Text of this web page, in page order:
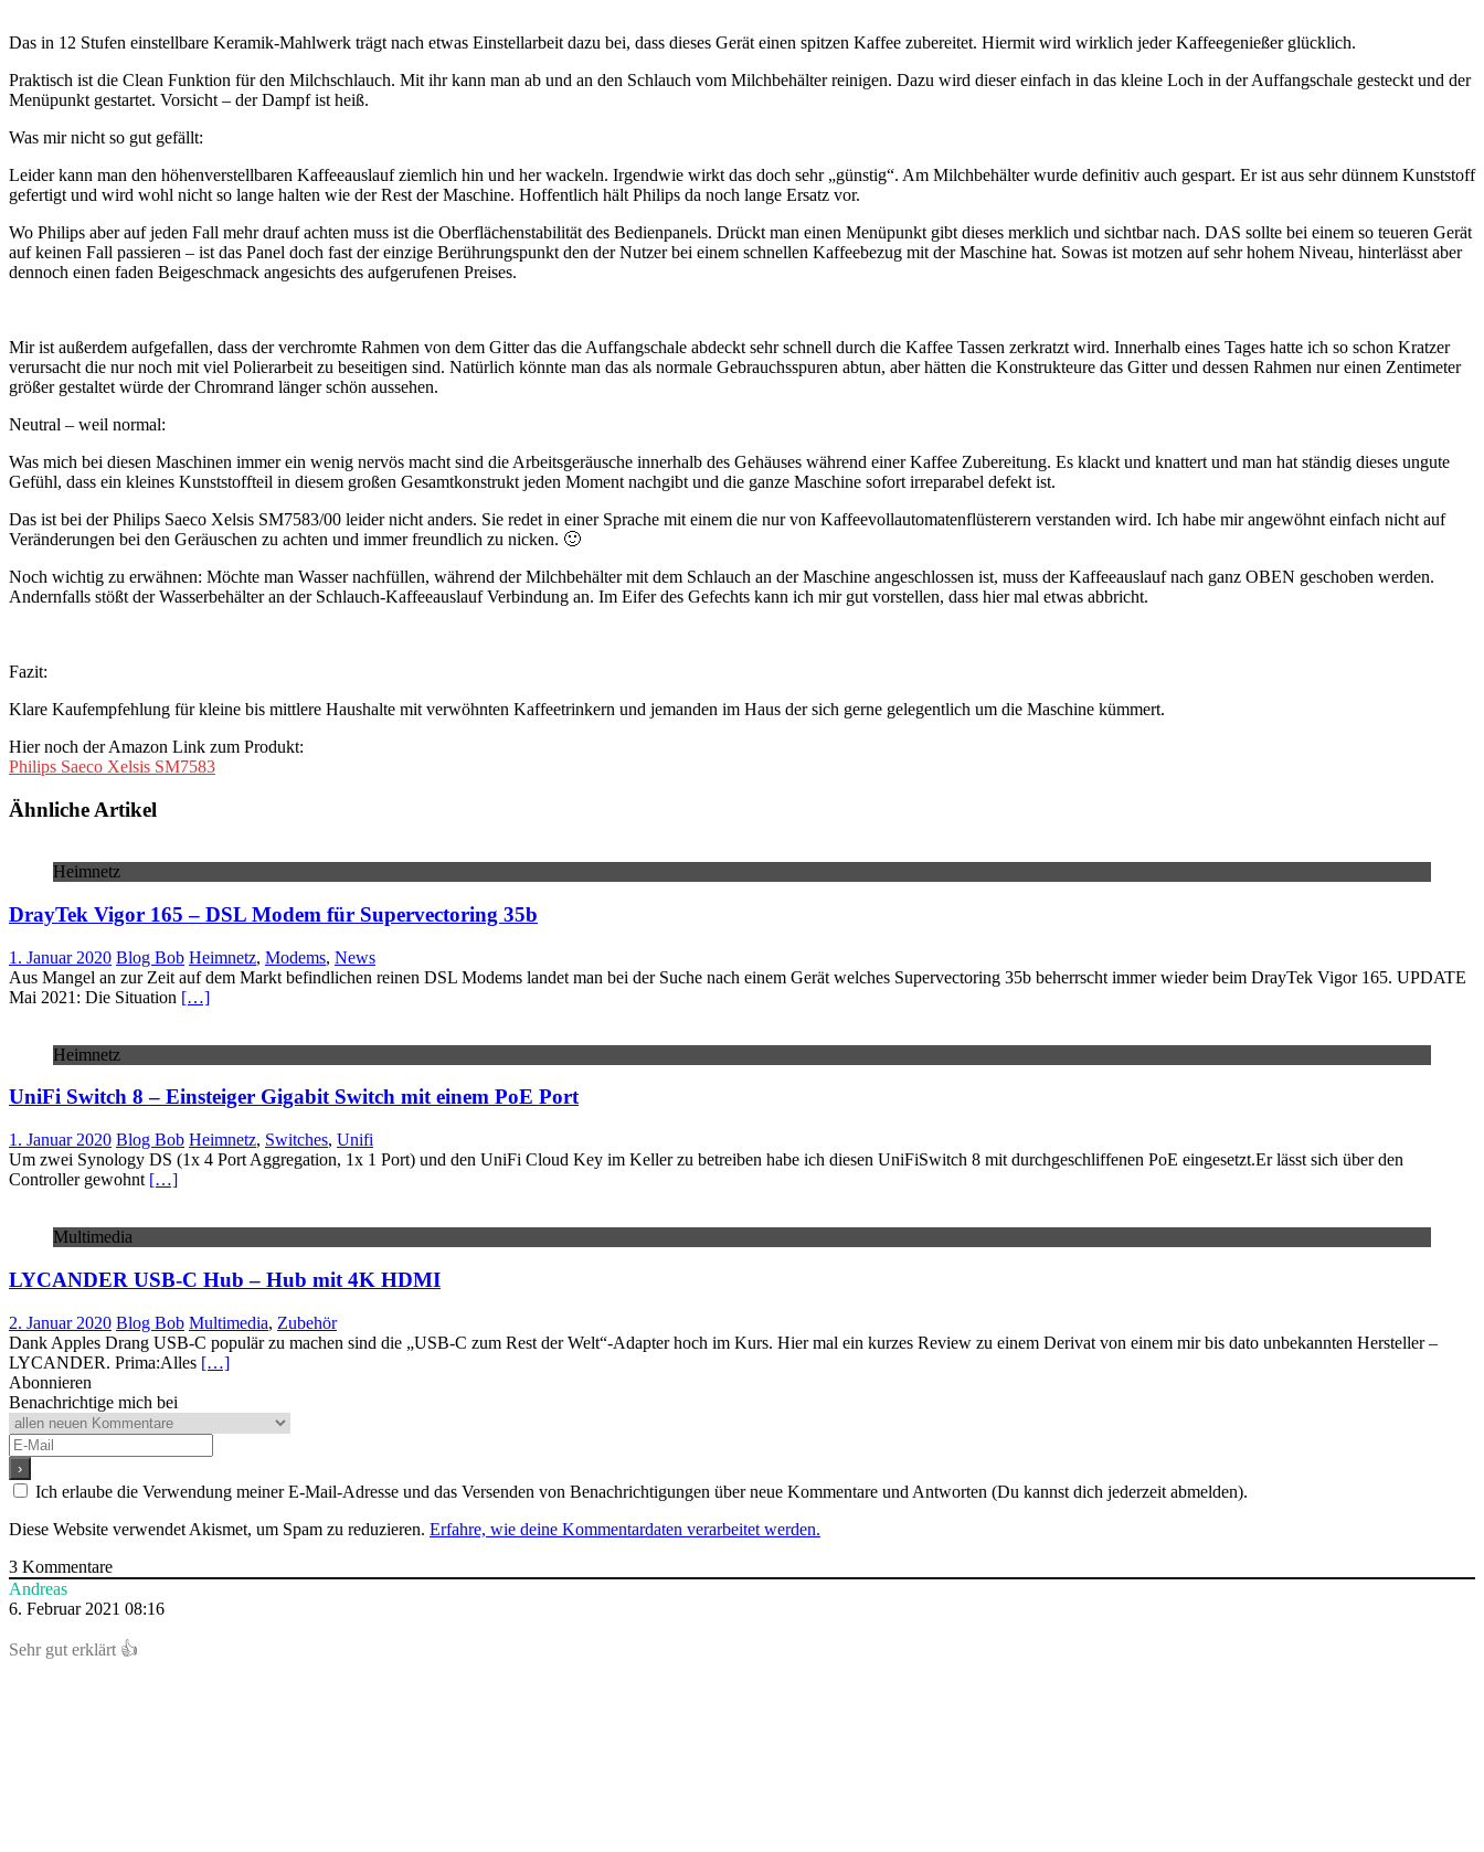
Das in 12 Stufen einstellbare Keramik-Mahlwerk trägt nach etwas Einstellarbeit dazu bei, dass dieses Gerät einen spitzen Kaffee zubereitet. Hiermit wird wirklich jeder Kaffeegenießer glücklich.
Praktisch ist die Clean Funktion für den Milchschlauch. Mit ihr kann man ab und an den Schlauch vom Milchbehälter reinigen. Dazu wird dieser einfach in das kleine Loch in der Auffangschale gesteckt und der
Menüpunkt gestartet. Vorsicht – der Dampf ist heiß.
Was mir nicht so gut gefällt:
Leider kann man den höhenverstellbaren Kaffeeauslauf ziemlich hin und her wackeln. Irgendwie wirkt das doch sehr „günstig“. Am Milchbehälter wurde definitiv auch gespart. Er ist aus sehr dünnem Kunststoff
gefertigt und wird wohl nicht so lange halten wie der Rest der Maschine. Hoffentlich hält Philips da noch lange Ersatz vor.
Wo Philips aber auf jeden Fall mehr drauf achten muss ist die Oberflächenstabilität des Bedienpanels. Drückt man einen Menüpunkt gibt dieses merklich und sichtbar nach. DAS sollte bei einem so teueren Gerät
auf keinen Fall passieren – ist das Panel doch fast der einzige Berührungspunkt den der Nutzer bei einem schnellen Kaffeebezug mit der Maschine hat. Sowas ist motzen auf sehr hohem Niveau, hinterlässt aber
dennoch einen faden Beigeschmack angesichts des aufgerufenen Preises.
Mir ist außerdem aufgefallen, dass der verchromte Rahmen von dem Gitter das die Auffangschale abdeckt sehr schnell durch die Kaffee Tassen zerkratzt wird. Innerhalb eines Tages hatte ich so schon Kratzer
verursacht die nur noch mit viel Polierarbeit zu beseitigen sind. Natürlich könnte man das als normale Gebrauchsspuren abtun, aber hätten die Konstrukteure das Gitter und dessen Rahmen nur einen Zentimeter
größer gestaltet würde der Chromrand länger schön aussehen.
Neutral – weil normal:
Was mich bei diesen Maschinen immer ein wenig nervös macht sind die Arbeitsgeräusche innerhalb des Gehäuses während einer Kaffee Zubereitung. Es klackt und knattert und man hat ständig dieses ungute
Gefühl, dass ein kleines Kunststoffteil in diesem großen Gesamtkonstrukt jeden Moment nachgibt und die ganze Maschine sofort irreparabel defekt ist.
Das ist bei der Philips Saeco Xelsis SM7583/00 leider nicht anders. Sie redet in einer Sprache mit einem die nur von Kaffeevollautomatenflüsterern verstanden wird. Ich habe mir angewöhnt einfach nicht auf
Veränderungen bei den Geräuschen zu achten und immer freundlich zu nicken. 🙂
Noch wichtig zu erwähnen: Möchte man Wasser nachfüllen, während der Milchbehälter mit dem Schlauch an der Maschine angeschlossen ist, muss der Kaffeeauslauf nach ganz OBEN geschoben werden.
Andernfalls stößt der Wasserbehälter an der Schlauch-Kaffeeauslauf Verbindung an. Im Eifer des Gefechts kann ich mir gut vorstellen, dass hier mal etwas abbricht.
Fazit:
Klare Kaufempfehlung für kleine bis mittlere Haushalte mit verwöhnten Kaffeetrinkern und jemanden im Haus der sich gerne gelegentlich um die Maschine kümmert.
Hier noch der Amazon Link zum Produkt:
Philips Saeco Xelsis SM7583
Ähnliche Artikel
Heimnetz
DrayTek Vigor 165 – DSL Modem für Supervectoring 35b
1. Januar 2020 Blog Bob Heimnetz, Modems, News
Aus Mangel an zur Zeit auf dem Markt befindlichen reinen DSL Modems landet man bei der Suche nach einem Gerät welches Supervectoring 35b beherrscht immer wieder beim DrayTek Vigor 165. UPDATE
Mai 2021: Die Situation […]
Heimnetz
UniFi Switch 8 – Einsteiger Gigabit Switch mit einem PoE Port
1. Januar 2020 Blog Bob Heimnetz, Switches, Unifi
Um zwei Synology DS (1x 4 Port Aggregation, 1x 1 Port) und den UniFi Cloud Key im Keller zu betreiben habe ich diesen UniFiSwitch 8 mit durchgeschliffenen PoE eingesetzt.Er lässt sich über den
Controller gewohnt […]
Multimedia
LYCANDER USB-C Hub – Hub mit 4K HDMI
2. Januar 2020 Blog Bob Multimedia, Zubehör
Dank Apples Drang USB-C populär zu machen sind die „USB-C zum Rest der Welt“-Adapter hoch im Kurs. Hier mal ein kurzes Review zu einem Derivat von einem mir bis dato unbekannten Hersteller –
LYCANDER. Prima:Alles […]
Abonnieren
Benachrichtige mich bei
Ich erlaube die Verwendung meiner E-Mail-Adresse und das Versenden von Benachrichtigungen über neue Kommentare und Antworten (Du kannst dich jederzeit abmelden).
Diese Website verwendet Akismet, um Spam zu reduzieren. Erfahre, wie deine Kommentardaten verarbeitet werden.
3 Kommentare
Andreas
6. Februar 2021 08:16
Sehr gut erklärt 👍